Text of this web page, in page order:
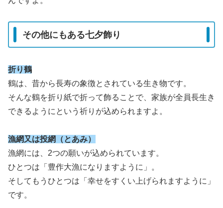
その他にもある七夕飾り
折り鶴
鶴は、昔から長寿の象徴とされている生き物です。
そんな鶴を折り紙で折って飾ることで、家族が全員長生き
できるようにという祈りが込められますよ。
漁網又は投網（とあみ）
漁網には、2つの願いが込められています。
ひとつは「豊作大漁になりますように」。
そしてもうひとつは「幸せをすくい上げられますように」
です。